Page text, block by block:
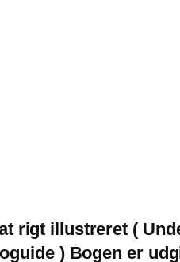
rigt illustreret (
) Bogen er